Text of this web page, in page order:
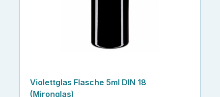
Violettglas Flasche 5ml DIN 18
(Mironglas)